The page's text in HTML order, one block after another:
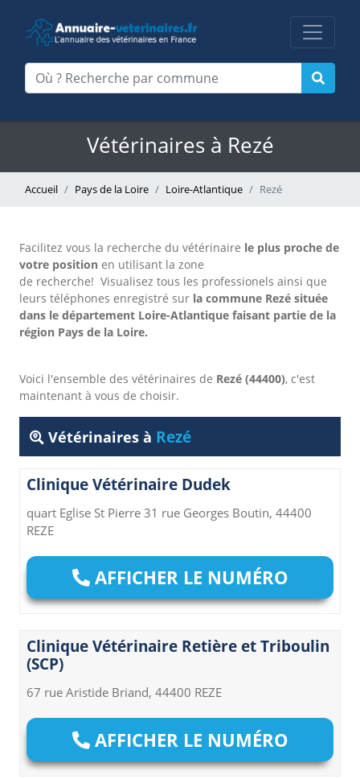
Vétérinaires à Rezé
Accueil Pays de la Loire Loire-Atlantique Rezé
Facilitez vous la recherche du vétérinaire le plus proche de
votre position en utilisant la zone
de recherche! Visualisez tous les professionels ainsi que
leurs téléphones enregistré sur la commune Rezé située
dans le département Loire-Atlantique faisant partie de la
région Pays de la Loire.
Voici l'ensemble des vétérinaires de Rezé (44400), c'est
maintenant à vous de choisir.
Vétérinaires à Rezé
Clinique Vétérinaire Dudek
quart Eglise St Pierre 31 rue Georges Boutin, 44400
REZE
AFFICHER LE NUMÉRO
Clinique Vétérinaire Retière et Triboulin
(SCP)
67 rue Aristide Briand, 44400 REZE
AFFICHER LE NUMÉRO